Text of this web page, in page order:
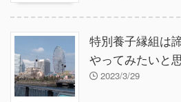
特別養子縁組は
やってみたいと
2023/3/29